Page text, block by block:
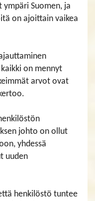
ympäri Suomen, ja
on ajoittain vaikea
on mennyt
arvot ovat
johto on ollut
yhdessä
uuden
henkilöstö tuntee